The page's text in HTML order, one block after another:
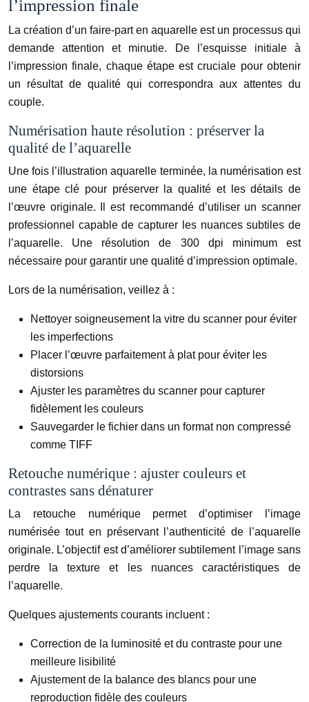
l’impression finale
La création d’un faire-part en aquarelle est un processus qui
demande attention et minutie. De l’esquisse initiale à
l’impression finale, chaque étape est cruciale pour obtenir
un résultat de qualité qui correspondra aux attentes du
couple.
Numérisation haute résolution : préserver la
qualité de l’aquarelle
Une fois l’illustration aquarelle terminée, la numérisation est
une étape clé pour préserver la qualité et les détails de
l’œuvre originale. Il est recommandé d’utiliser un scanner
professionnel capable de capturer les nuances subtiles de
l’aquarelle. Une résolution de 300 dpi minimum est
nécessaire pour garantir une qualité d’impression optimale.
Lors de la numérisation, veillez à :
Nettoyer soigneusement la vitre du scanner pour éviter
les imperfections
Placer l’œuvre parfaitement à plat pour éviter les
distorsions
Ajuster les paramètres du scanner pour capturer
fidèlement les couleurs
Sauvegarder le fichier dans un format non compressé
comme TIFF
Retouche numérique : ajuster couleurs et
contrastes sans dénaturer
La retouche numérique permet d’optimiser l’image
numérisée tout en préservant l’authenticité de l’aquarelle
originale. L’objectif est d’améliorer subtilement l’image sans
perdre la texture et les nuances caractéristiques de
l’aquarelle.
Quelques ajustements courants incluent :
Correction de la luminosité et du contraste pour une
meilleure lisibilité
Ajustement de la balance des blancs pour une
reproduction fidèle des couleurs